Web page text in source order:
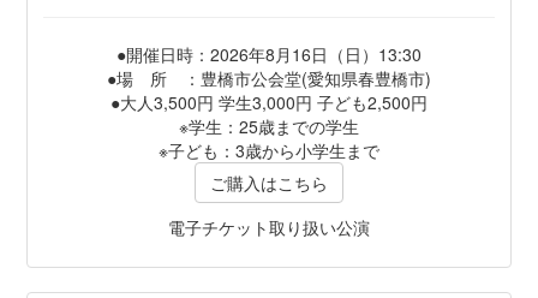
●開催日時：2026年8月16日（日）13:30
●場 所 ：豊橋市公会堂(愛知県春豊橋市)
●大人3,500円 学生3,000円 子ども2,500円
※学生：25歳までの学生
※子ども：3歳から小学生まで
ご購入はこちら
電子チケット取り扱い公演